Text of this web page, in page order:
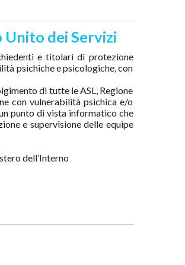
Unito dei Servizi
e titolari di protezione
psichiche e psicologiche, con
di tutte le ASL, Regione
con vulnerabilità psichica e/o
punto di vista informatico che
e supervisione delle equipe
dell’Interno